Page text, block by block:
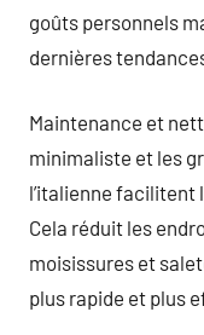
goûts personnels
dernières
Maintenance et
minimaliste et les
l’italienne facilitent
Cela réduit les
moisissures et
plus rapide et plus